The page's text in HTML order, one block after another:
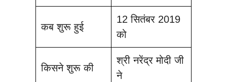
कब शुरू हुई
12 सितंबर 2019
को
किसने शुरू की
श्री नरेंद्र मोदी जी
ने